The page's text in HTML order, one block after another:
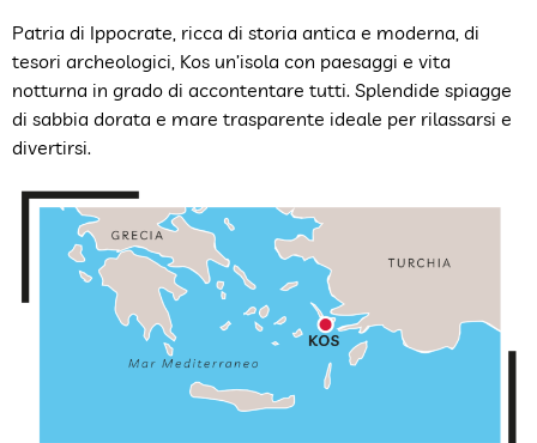
Patria di Ippocrate, ricca di storia antica e moderna, di
tesori archeologici, Kos un’isola con paesaggi e vita
notturna in grado di accontentare tutti. Splendide spiagge
di sabbia dorata e mare trasparente ideale per rilassarsi e
divertirsi.